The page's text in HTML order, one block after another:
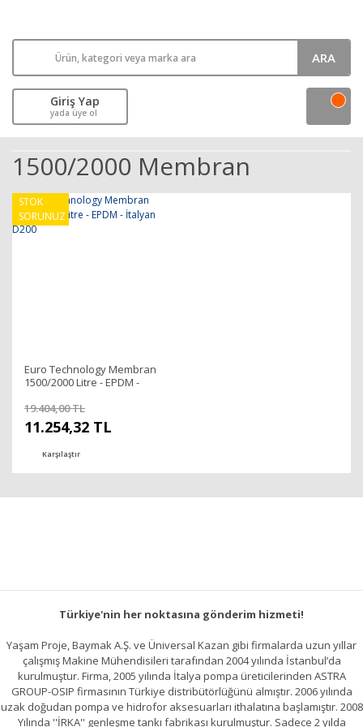
ARA
Giriş Yap
yada üye ol
1500/2000 Membran
STOK
SORUNUZ
Euro Technology Membran
1500/2000 Litre - EPDM -
19.404,00 TL
11.254,32 TL
Karşılaştır
Türkiye'nin her noktasına gönderim hizmeti!
Yaşam Proje, Baymak A.Ş. ve Üniversal Kazan gibi firmalarda uzun yıllar
çalışmış Makine Mühendisileri tarafından 2004 yılında İstanbul’da
kurulmuştur. Firma, 2005 yılında İtalya pompa üreticilerinden ASTRA
GROUP-OSIP firmasının Türkiye distribütörlüğünü almıştır. 2006 yılında
uzak doğudan pompa ve hidrofor aksesuarları ithalatına başlamıştır. 2008
Yılında ''İRKA'' genleşme tankı fabrikası kurulmuştur. Sadece 2 yılda